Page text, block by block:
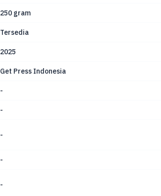
250 gram
Tersedia
2025
Get Press Indonesia
-
-
-
-
-